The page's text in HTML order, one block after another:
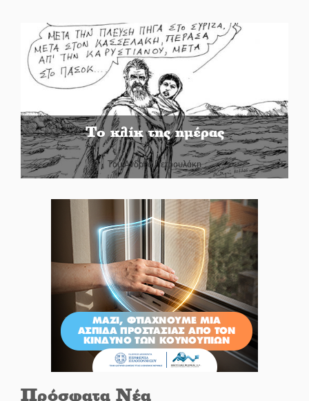
Το κλίκ της ημέρας
Του Ανδρέα Πετρουλάκη
Πρόσφατα Νέα